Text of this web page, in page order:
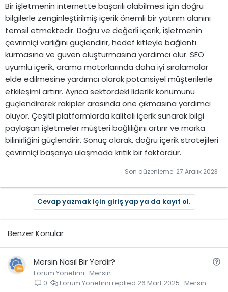
Bir işletmenin internette başarılı olabilmesi için doğru
bilgilerle zenginleştirilmiş içerik önemli bir yatırım alanını
temsil etmektedir. Doğru ve değerli içerik, işletmenin
çevrimiçi varlığını güçlendirir, hedef kitleyle bağlantı
kurmasına ve güven oluşturmasına yardımcı olur. SEO
uyumlu içerik, arama motorlarında daha iyi sıralamalar
elde edilmesine yardımcı olarak potansiyel müşterilerle
etkileşimi artırır. Ayrıca sektördeki liderlik konumunu
güçlendirerek rakipler arasında öne çıkmasına yardımcı
oluyor. Çeşitli platformlarda kaliteli içerik sunarak bilgi
paylaşan işletmeler müşteri bağlılığını artırır ve marka
bilinirliğini güçlendirir. Sonuç olarak, doğru içerik stratejileri
çevrimiçi başarıya ulaşmada kritik bir faktördür.
Son düzenleme: 27 Aralık 2023
Cevap yazmak için giriş yap ya da kayıt ol.
Benzer Konular
S
Mersin Nasıl Bir Yerdir?
Forum Yönetimi Mersin
0
Mersin
26 Mart 2025
Forum Yönetimi